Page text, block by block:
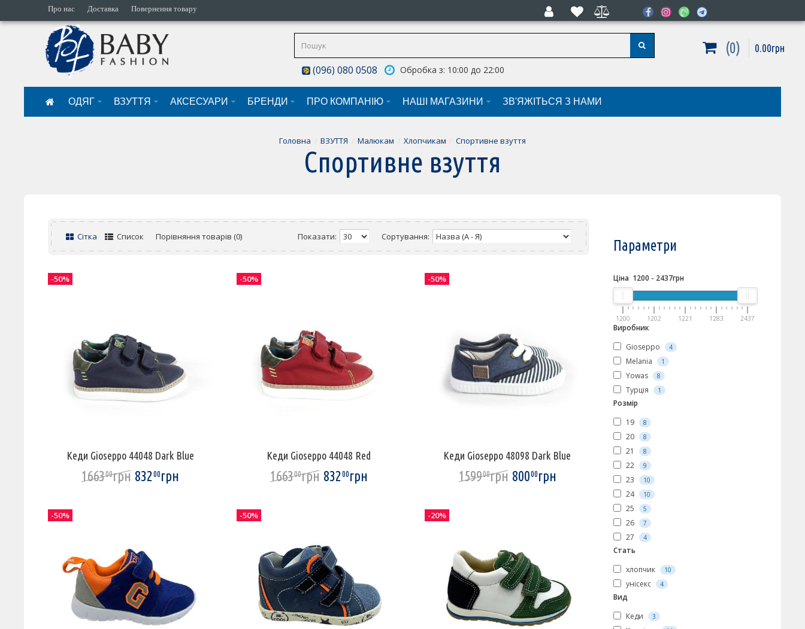
Про нас Доставка Повернення товару
(096) 080 0508 Обробка з: 10:00 до 22:00
0 0.00грн
ОДЯГ ВЗУТТЯ АКСЕСУАРИ БРЕНДИ ПРО КОМПАНІЮ НАШI МАГАЗИНИ ЗВ'ЯЖІТЬСЯ З НАМИ
Головна ВЗУТТЯ Малюкам Хлопчикам Спортивне взуття
Спортивне взуття
Сітка Список Порівняння товарів (0) Показати: Сортування:
Кеди Gioseppo 44048 Dark Blue
166300грн 83200грн
-50%
Кеди Gioseppo 44048 Red
166300грн 83200грн
-50%
Кеди Gioseppo 48098 Dark Blue
159900грн 80000грн
-50%
-50% -50% -20%
Параметри
Ціна 1200 - 2437грн
1200 1202 1221 1283 2437
Виробник
Gioseppo
4
Melania 1
Yowas 8
Турція 1
Розмір
19
8
20 8
21 8
22 9
23 10
24 10
25 5
26 7
27 4
Стать
хлопчик
10
унісекс 4
Вид
Кеди
3